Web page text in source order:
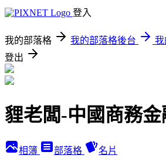
登入
我的部落格 我的部落格後台
我
登出
貍老闆-中國商務金
相簿 部落格 名片